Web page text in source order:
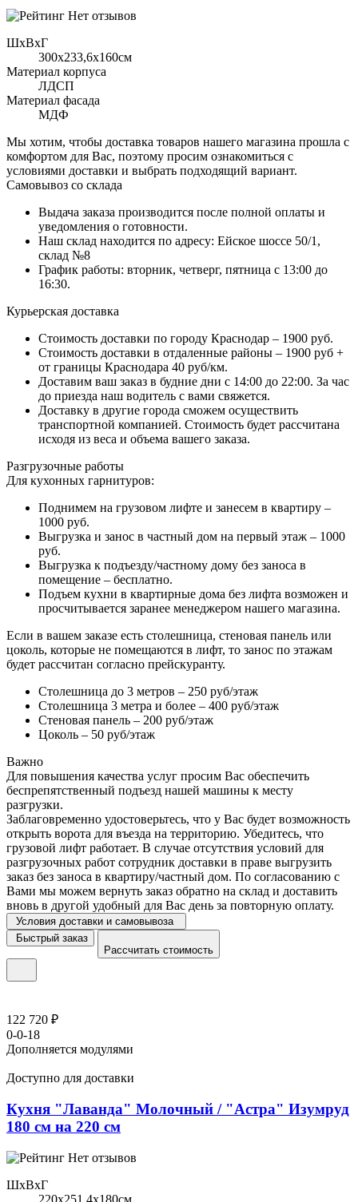
Нет отзывов
ШхВхГ
300x233,6х160см
Материал корпуса
ЛДСП
Материал фасада
МДФ
Мы хотим, чтобы доставка товаров нашего магазина прошла с
комфортом для Вас, поэтому просим ознакомиться с
условиями доставки и выбрать подходящий вариант.
Самовывоз со склада
Выдача заказа производится после полной оплаты и
уведомления о готовности.
Наш склад находится по адресу: Ейское шоссе 50/1,
склад №8
График работы: вторник, четверг, пятница с 13:00 до
16:30.
Курьерская доставка
Стоимость доставки по городу Краснодар – 1900 руб.
Стоимость доставки в отдаленные районы – 1900 руб +
от границы Краснодара 40 руб/км.
Доставим ваш заказ в будние дни с 14:00 до 22:00. За час
до приезда наш водитель с вами свяжется.
Доставку в другие города сможем осуществить
транспортной компанией. Стоимость будет рассчитана
исходя из веса и объема вашего заказа.
Разгрузочные работы
Для кухонных гарнитуров:
Поднимем на грузовом лифте и занесем в квартиру –
1000 руб.
Выгрузка и занос в частный дом на первый этаж – 1000
руб.
Выгрузка к подъезду/частному дому без заноса в
помещение – бесплатно.
Подъем кухни в квартирные дома без лифта возможен и
просчитывается заранее менеджером нашего магазина.
Если в вашем заказе есть столешница, стеновая панель или
цоколь, которые не помещаются в лифт, то занос по этажам
будет рассчитан согласно прейскуранту.
Столешница до 3 метров – 250 руб/этаж
Столешница 3 метра и более – 400 руб/этаж
Стеновая панель – 200 руб/этаж
Цоколь – 50 руб/этаж
Важно
Для повышения качества услуг просим Вас обеспечить
беспрепятственный подъезд нашей машины к месту
разгрузки.
Заблаговременно удостоверьтесь, что у Вас будет возможность
открыть ворота для въезда на территорию. Убедитесь, что
грузовой лифт работает. В случае отсутствия условий для
разгрузочных работ сотрудник доставки в праве выгрузить
заказ без заноса в квартиру/частный дом. По согласованию с
Вами мы можем вернуть заказ обратно на склад и доставить
вновь в другой удобный для Вас день за повторную оплату.
Условия доставки и самовывоза
Быстрый заказ
Рассчитать стоимость
122 720 ₽
0-0-18
Дополняется модулями
Доступно для доставки
Кухня "Лаванда" Молочный / "Астра" Изумруд
180 см на 220 см
Нет отзывов
ШхВхГ
220x251,4х180см